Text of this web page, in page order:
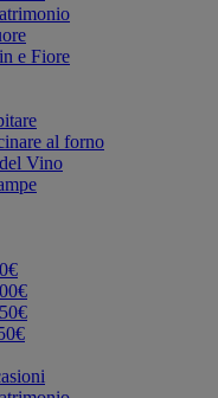
e Fiore
al forno
Vino